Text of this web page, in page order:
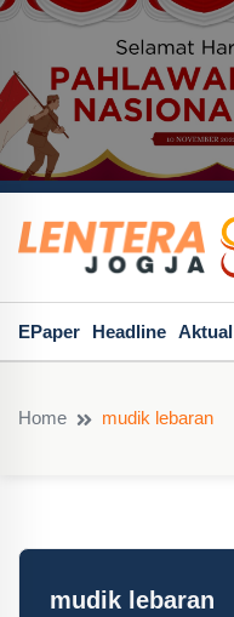
EPaper Headline Aktual
Home mudik lebaran
mudik lebaran